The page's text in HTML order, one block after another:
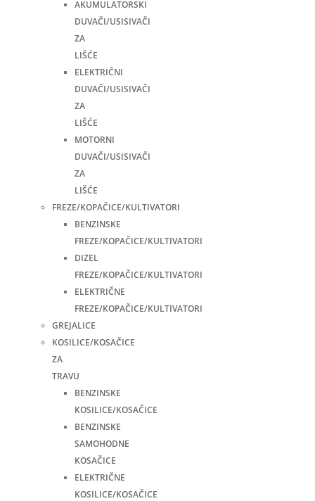
AKUMULATORSKI
DUVAČI/USISIVAČI
ZA
LIŠĆE
ELEKTRIČNI
DUVAČI/USISIVAČI
ZA
LIŠĆE
MOTORNI
DUVAČI/USISIVAČI
ZA
LIŠĆE
FREZE/KOPAČICE/KULTIVATORI
BENZINSKE
FREZE/KOPAČICE/KULTIVATORI
DIZEL
FREZE/KOPAČICE/KULTIVATORI
ELEKTRIČNE
FREZE/KOPAČICE/KULTIVATORI
GREJALICE
KOSILICE/KOSAČICE
ZA
TRAVU
BENZINSKE
KOSILICE/KOSAČICE
BENZINSKE
SAMOHODNE
KOSAČICE
ELEKTRIČNE
KOSILICE/KOSAČICE